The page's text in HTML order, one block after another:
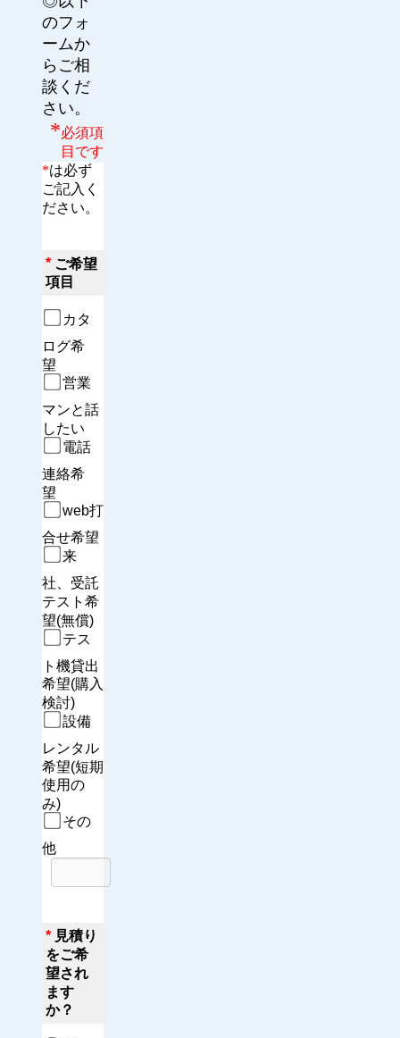
のフォ
ームか
らご相
談くだ
さい。
*必須項
目です
*は必ず
ご記入く
ださい。
* ご希望
項目
カタ
ログ希
望
営業
マンと話
したい
電話
連絡希
望
web打
合せ希望
来
社、受託
テスト希
望(無償)
テス
ト機貸出
希望(購入
検討)
設備
レンタル
希望(短期
使用の
み)
その
他
* 見積り
をご希
望され
ます
か？